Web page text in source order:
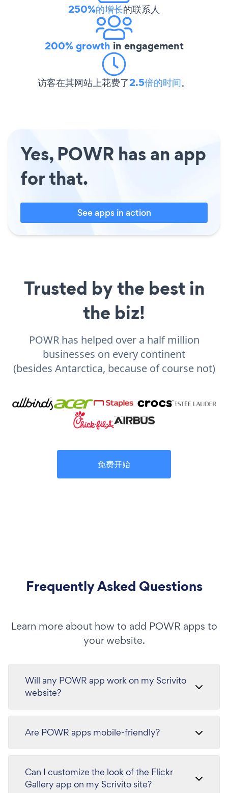
250%的增长的联系人
200% growth in engagement
访客在其网站上花费了2.5倍的时间。
Yes, POWR has an app
for that.
See apps in action
Trusted by the best in
the biz!
POWR has helped over a half million
businesses on every continent
(besides Antarctica, because of course not)
免费开始
Frequently Asked Questions
Learn more about how to add POWR apps to
your website.
Will any POWR app work on my Scrivito
website?
Are POWR apps mobile-friendly?
Can I customize the look of the Flickr
Gallery app on my Scrivito site?